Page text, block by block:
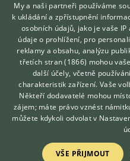
Prodám Aratinga slunečního -
pod rodiči. Dále aratingy,
hnědohrdlé. Návštěva kdykoliv.
Bošovice, okr. Vyškov
My a naši partneři používáme
k ukládání a zpřístupnění
osobních údajů, jako je vaše
údaje o prohlížení, pro
reklamy a obsahu, analýzu
třetích stran (1866) mohou
další účely, včetně
charakteristik zařízení. Vaše
Někteří dodavatelé mohou
zájem; máte právo vznést
můžete kdykoli odvolat v
VŠE PŘIJMOUT